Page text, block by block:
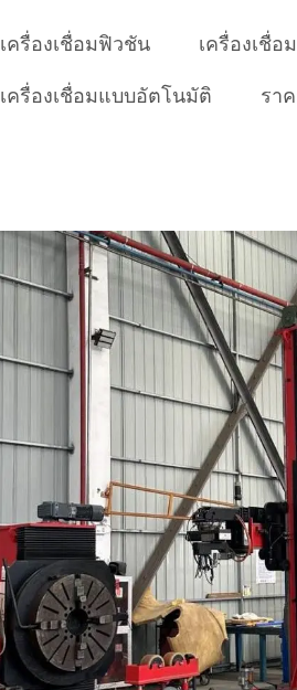
เครื่องเชื่อมฟิวชัน เครื่องเชื่
เครื่องเชื่อมแบบอัตโนมัติ รา